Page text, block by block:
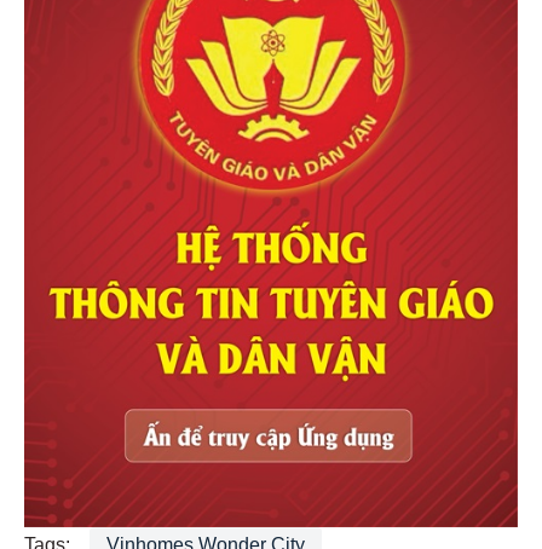
The Emerald River Park
Dự án Victoria Village
cập nhật tiến độ Vinhomes Global Sportia
Tags: Vinhomes Wonder City